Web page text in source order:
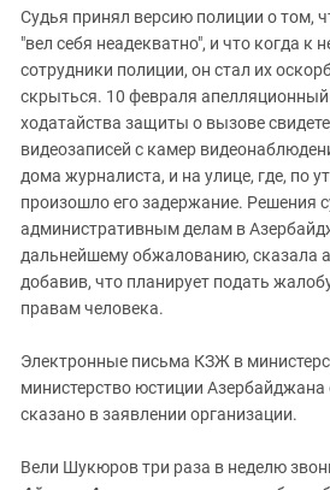
Судья принял версию полиции о том,
"вел себя неадекватно", и что когда к
сотрудники полиции, он стал их
скрыться. 10 февраля апелляционный
ходатайства защиты о вызове
видеозаписей с камер
дома журналиста, и на улице, где, по
произошло его задержание. Решения
административным делам в
дальнейшему обжалованию, сказала
добавив, что планирует подать
правам человека.
Электронные письма КЗЖ в
министерство юстиции Азербайджана
сказано в заявлении организации.
Вели Шукюров три раза в неделю